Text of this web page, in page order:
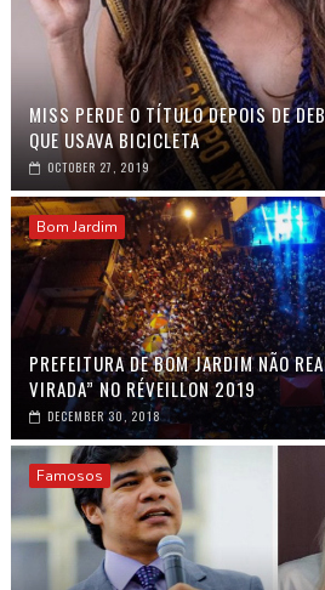
MISS PERDE O TÍTULO DEPOIS DE
QUE USAVA BICICLETA
OCTOBER 27, 2019
Bom Jardim
PREFEITURA DE BOM JARDIM NÃO
VIRADA” NO RÉVEILLON 2019
DECEMBER 30, 2018
Famosos